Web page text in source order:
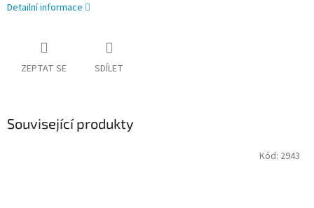
Detailní informace
ZEPTAT SE SDÍLET
Související produkty
Kód: 2943